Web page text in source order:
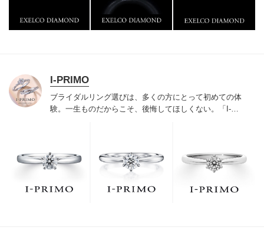
ナ」「保証内容」にこだわっています。
I-PRIMO
ブライダルリング選びは、多くの方にとって初めての体
験。一生ものだからこそ、後悔してほしくない。「I-
でお待ちしております。リング選びの最初の一歩をご一
緒に。まずは、アイプリモへ。